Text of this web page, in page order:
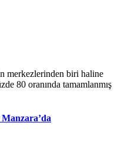
merkezlerinden biri haline
80 oranında tamamlanmış